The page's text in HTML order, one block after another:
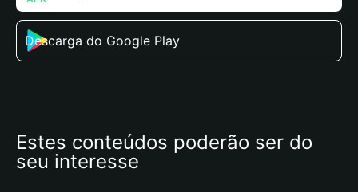
Descarga do Google Play
Estes conteúdos poderão ser do
seu interesse